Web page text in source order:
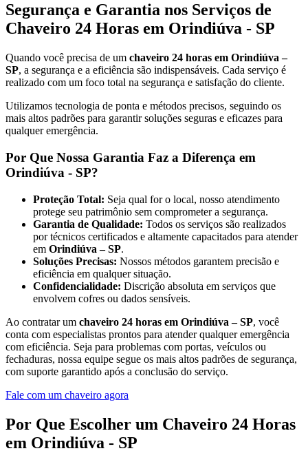
Segurança e Garantia nos Serviços de
Chaveiro 24 Horas em Orindiúva - SP
Quando você precisa de um chaveiro 24 horas em Orindiúva –
SP, a segurança e a eficiência são indispensáveis. Cada serviço é
realizado com um foco total na segurança e satisfação do cliente.
Utilizamos tecnologia de ponta e métodos precisos, seguindo os
mais altos padrões para garantir soluções seguras e eficazes para
qualquer emergência.
Por Que Nossa Garantia Faz a Diferença em
Orindiúva - SP?
Proteção Total: Seja qual for o local, nosso atendimento
protege seu patrimônio sem comprometer a segurança.
Garantia de Qualidade: Todos os serviços são realizados
por técnicos certificados e altamente capacitados para atender
em Orindiúva – SP.
Soluções Precisas: Nossos métodos garantem precisão e
eficiência em qualquer situação.
Confidencialidade: Discrição absoluta em serviços que
envolvem cofres ou dados sensíveis.
Ao contratar um chaveiro 24 horas em Orindiúva – SP, você
conta com especialistas prontos para atender qualquer emergência
com eficiência. Seja para problemas com portas, veículos ou
fechaduras, nossa equipe segue os mais altos padrões de segurança,
com suporte garantido após a conclusão do serviço.
Fale com um chaveiro agora
Por Que Escolher um Chaveiro 24 Horas
em Orindiúva - SP